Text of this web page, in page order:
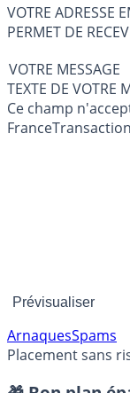
VOTRE ADRESSE
PERMET DE
VOTRE MESSAGE
Ce champ
ArnaquesSpams
Placement sans